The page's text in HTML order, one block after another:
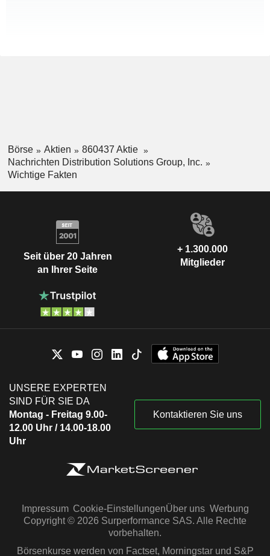
Börse Aktien
860437 Aktie
Nachrichten Distribution Solutions Group, Inc.
Wichtige Fakten
Seit über 20 Jahren
an Ihrer Seite
+ 1.300.000
Mitglieder
UNSERE EXPERTEN
SIND FÜR SIE DA
Montag - Freitag 9.00-
12.00 Uhr / 14.00-18.00
Uhr
Kontaktieren Sie uns
Impressum Cookie-EinstellungenÜber uns Werbung
Copyright © 2026 Surperformance SAS. Alle Rechte
vorbehalten.
Börsenkurse werden von Factset, Morningstar und S&P